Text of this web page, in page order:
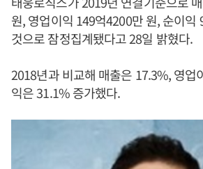
원, 영업이익 149억4200만 원, 순이익
것으로 잠정집계됐다고 28일 밝혔다.
2018년과 비교해 매출은 17.3%, 영업
익은 31.1% 증가했다.